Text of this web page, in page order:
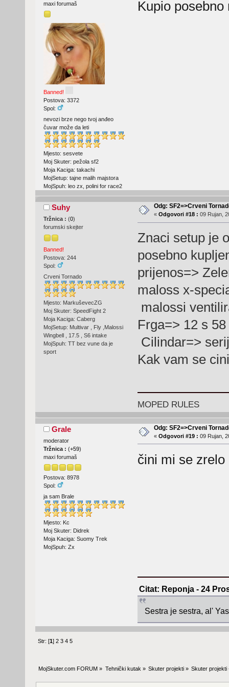
maxi forumaš
Banned!
Postova: 3372
Spol:
nevozi brze nego tvoj anđeo
čuvar može da leti
Mjesto: sesvete
Moj Skuter: pežola sf2
Moja Kaciga: takachi
MojSetup: tajne malih majstora
MojSpuh: leo zx, polini for race2
Kupio
Suhy
Tržnica : (0)
forumski skejter
Banned!
Postova: 244
Spol:
Crveni Tornado
Mjesto: MarkuševecZG
Moj Skuter: SpeedFight 2
Moja Kaciga: Caberg
MojSetup: Multivar , Fly ,Malossi
Wingbell , 17.5 , S6 intake
MojSpuh: TT bez vune da je
sport
Odg: SF2=>Crveni
« Odgovori #18 : 09 Rujan,
Znaci setup je
posebno
prijenos=>
maloss x-
malossi
Frga=> 12 s
Cilindar=>
Kak vam se
MOPED RULES
Grale
moderator
Tržnica : (+59)
maxi forumaš
Postova: 8978
Spol:
ja sam Brale
Mjesto: Kc
Moj Skuter: Didrek
Moja Kaciga: Suomy Trek
MojSpuh: Zx
Odg: SF2=>Crveni
« Odgovori #19 : 09 Rujan,
čini mi se
Citat: Reponja - 24
Sestra je sestra, al'
Str: [1]2 3 4 5
MojSkuter.com FORUM » Tehnički kutak » Skuter projekti» Skuter projekti